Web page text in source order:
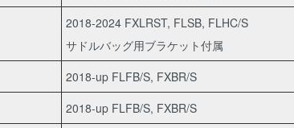
2018-2024 FXLRST, FLSB, FLHC/S
サドルバッグ用ブラケット付属
2018-up FLFB/S, FXBR/S
2018-up FLFB/S, FXBR/S